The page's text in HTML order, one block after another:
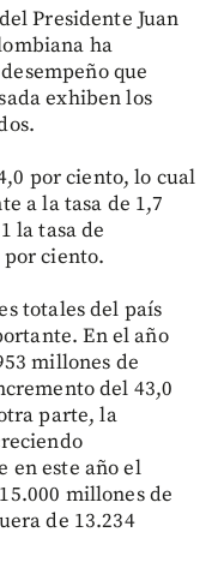
Presidente Juan
ha
que
exhiben los
por ciento, lo cual
a la tasa de 1,7
la tasa de
ciento.
totales del país
En el año
millones de
del 43,0
parte, la
en este año el
millones de
de 13.234